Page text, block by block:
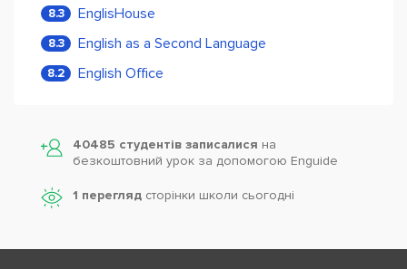
8.3 EnglisHouse
8.3 English as a Second Language
8.2 English Office
40485 студентів записалися на
безкоштовний урок за допомогою Enguide
1 перегляд сторінки школи cьогодні